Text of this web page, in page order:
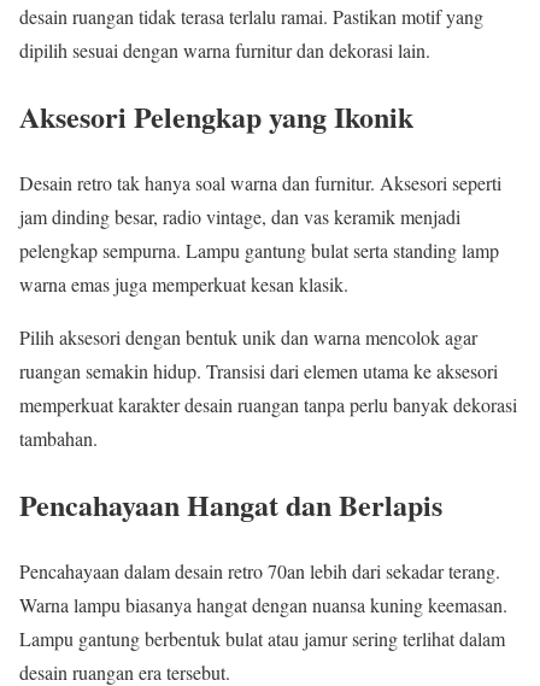
desain ruangan tidak terasa terlalu ramai. Pastikan motif yang
dipilih sesuai dengan warna furnitur dan dekorasi lain.
Aksesori Pelengkap yang Ikonik
Desain retro tak hanya soal warna dan furnitur. Aksesori seperti
jam dinding besar, radio vintage, dan vas keramik menjadi
pelengkap sempurna. Lampu gantung bulat serta standing lamp
warna emas juga memperkuat kesan klasik.
Pilih aksesori dengan bentuk unik dan warna mencolok agar
ruangan semakin hidup. Transisi dari elemen utama ke aksesori
memperkuat karakter desain ruangan tanpa perlu banyak dekorasi
tambahan.
Pencahayaan Hangat dan Berlapis
Pencahayaan dalam desain retro 70an lebih dari sekadar terang.
Warna lampu biasanya hangat dengan nuansa kuning keemasan.
Lampu gantung berbentuk bulat atau jamur sering terlihat dalam
desain ruangan era tersebut.